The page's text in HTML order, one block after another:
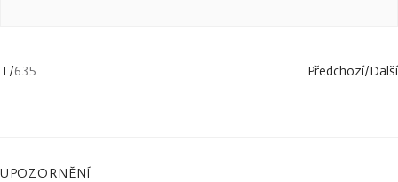
1/635 Předchozí/Další
UPOZORNĚNÍ